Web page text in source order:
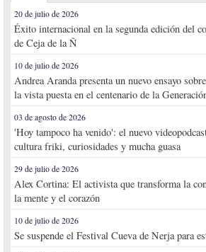
20 de julio de 2026
Éxito internacional en la segunda edición del
de Ceja de la Ñ
10 de julio de 2026
Andrea Aranda presenta un nuevo ensayo
la vista puesta en el centenario de la
03 de agosto de 2026
'Hoy tampoco ha venido': el nuevo
cultura friki, curiosidades y mucha guasa
29 de julio de 2026
Alex Cortina: El activista que transforma la
la mente y el corazón
10 de julio de 2026
Se suspende el Festival Cueva de Nerja para